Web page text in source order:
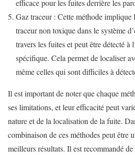
efficace pour les fuites derrière les
Gaz traceur : Cette méthode implique
traceur non toxique dans le système
travers les fuites et peut être détecté à
spécifique. Cela permet de localiser
même celles qui sont difficiles à
Il est important de noter que chaque
ses limitations, et leur efficacité peut
nature et de la localisation de la fuite.
combinaison de ces méthodes peut être
meilleurs résultats. Il est recommandé